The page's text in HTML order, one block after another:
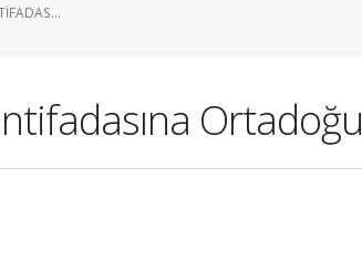
Ortadoğu